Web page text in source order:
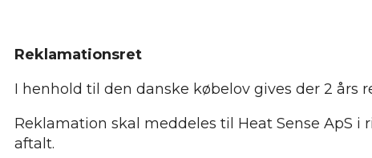
Reklamationsret
I henhold til den danske købelov gives der 2
Reklamation skal meddeles til Heat Sense ApS
aftalt.